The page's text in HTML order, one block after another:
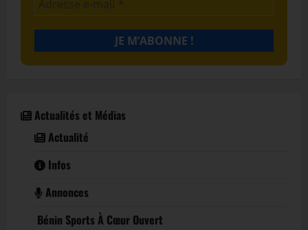
Actualités et Médias
Actualité
Infos
Annonces
Bénin Sports À Cœur Ouvert